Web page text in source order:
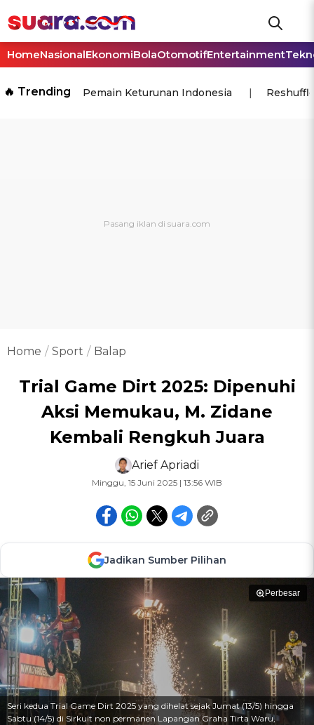
HomeNasionalEkonomiBolaOtomotifEntertainment
🔥 Trending Pemain Keturunan Indonesia
Home Sport Balap
Trial Game Dirt 2025: Dipenuhi
Aksi Memukau, M. Zidane
Kembali Rengkuh Juara
Arief Apriadi
Minggu, 15 Juni 2025 | 13:56 WIB
Jadikan Sumber Pilihan
Perbesar
Seri kedua Trial Game Dirt 2025 yang dihelat sejak Jumat (13/5) hingga
Sabtu (14/5) di Sirkuit non permanen Lapangan Graha Tirta Waru,